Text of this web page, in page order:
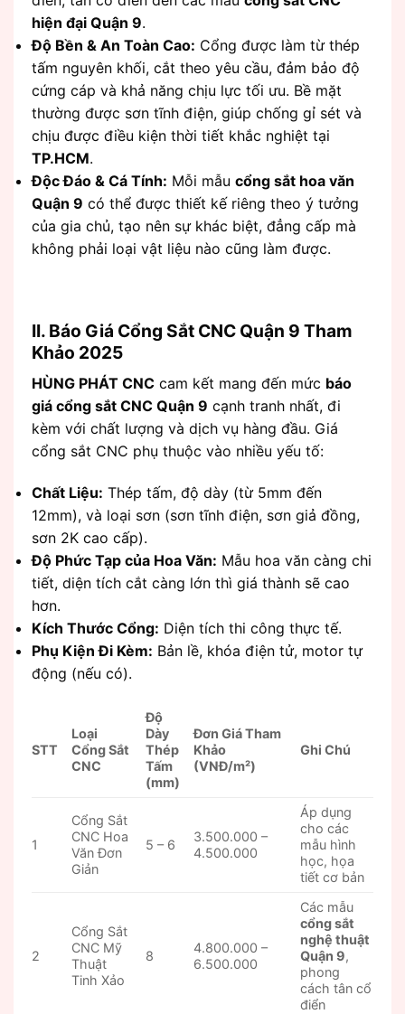
hiện đại Quận 9.
Độ Bền & An Toàn Cao: Cổng được làm từ thép
tấm nguyên khối, cắt theo yêu cầu, đảm bảo độ
cứng cáp và khả năng chịu lực tối ưu. Bề mặt
thường được sơn tĩnh điện, giúp chống gỉ sét và
chịu được điều kiện thời tiết khắc nghiệt tại
TP.HCM.
Độc Đáo & Cá Tính: Mỗi mẫu cổng sắt hoa văn
Quận 9 có thể được thiết kế riêng theo ý tưởng
của gia chủ, tạo nên sự khác biệt, đẳng cấp mà
không phải loại vật liệu nào cũng làm được.
II. Báo Giá Cổng Sắt CNC Quận 9 Tham
Khảo 2025
HÙNG PHÁT CNC cam kết mang đến mức báo
giá cổng sắt CNC Quận 9 cạnh tranh nhất, đi
kèm với chất lượng và dịch vụ hàng đầu. Giá
cổng sắt CNC phụ thuộc vào nhiều yếu tố:
Chất Liệu: Thép tấm, độ dày (từ 5mm đến
12mm), và loại sơn (sơn tĩnh điện, sơn giả đồng,
sơn 2K cao cấp).
Độ Phức Tạp của Hoa Văn: Mẫu hoa văn càng chi
tiết, diện tích cắt càng lớn thì giá thành sẽ cao
hơn.
Kích Thước Cổng: Diện tích thi công thực tế.
Phụ Kiện Đi Kèm: Bản lề, khóa điện tử, motor tự
động (nếu có).
STT
Loại
Cổng Sắt
CNC
Độ
Dày
Thép
Tấm
(mm)
Đơn Giá Tham
Khảo
(VNĐ/m²)
Ghi Chú
1
Cổng Sắt
CNC Hoa
Văn Đơn
Giản
5 – 6
3.500.000 –
4.500.000
Áp dụng
cho các
mẫu hình
học, họa
tiết cơ bản
2
Cổng Sắt
CNC Mỹ
Thuật
Tinh Xảo
8
4.800.000 –
6.500.000
Các mẫu
cổng sắt
nghệ thuật
Quận 9,
phong
cách tân cổ
điển